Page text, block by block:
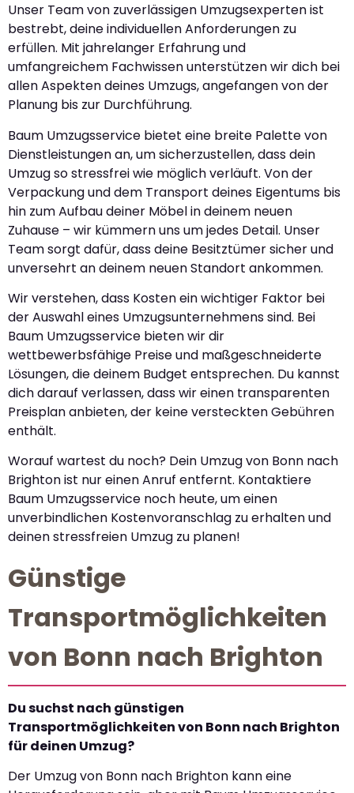
Unser Team von zuverlässigen Umzugsexperten ist
bestrebt, deine individuellen Anforderungen zu
erfüllen. Mit jahrelanger Erfahrung und
umfangreichem Fachwissen unterstützen wir dich bei
allen Aspekten deines Umzugs, angefangen von der
Planung bis zur Durchführung.
Baum Umzugsservice bietet eine breite Palette von
Dienstleistungen an, um sicherzustellen, dass dein
Umzug so stressfrei wie möglich verläuft. Von der
Verpackung und dem Transport deines Eigentums bis
hin zum Aufbau deiner Möbel in deinem neuen
Zuhause – wir kümmern uns um jedes Detail. Unser
Team sorgt dafür, dass deine Besitztümer sicher und
unversehrt an deinem neuen Standort ankommen.
Wir verstehen, dass Kosten ein wichtiger Faktor bei
der Auswahl eines Umzugsunternehmens sind. Bei
Baum Umzugsservice bieten wir dir
wettbewerbsfähige Preise und maßgeschneiderte
Lösungen, die deinem Budget entsprechen. Du kannst
dich darauf verlassen, dass wir einen transparenten
Preisplan anbieten, der keine versteckten Gebühren
enthält.
Worauf wartest du noch? Dein Umzug von Bonn nach
Brighton ist nur einen Anruf entfernt. Kontaktiere
Baum Umzugsservice noch heute, um einen
unverbindlichen Kostenvoranschlag zu erhalten und
deinen stressfreien Umzug zu planen!
Günstige
Transportmöglichkeiten
von Bonn nach Brighton
Du suchst nach günstigen
Transportmöglichkeiten von Bonn nach Brighton
für deinen Umzug?
Der Umzug von Bonn nach Brighton kann eine